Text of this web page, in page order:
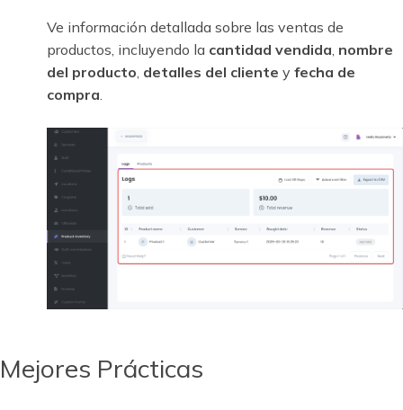
Ve información detallada sobre las ventas de
productos, incluyendo la cantidad vendida nombre
del producto detalles del cliente y fecha de
compra
Mejores Prácticas